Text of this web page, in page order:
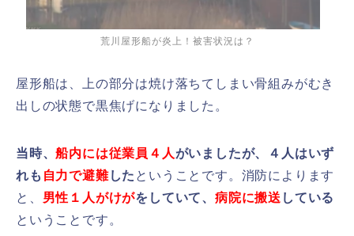
荒川屋形船が炎上！被害状況は？
屋形船は、上の部分は焼け落ちてしまい骨組みがむき
出しの状態で黒焦げになりました。
当時、船内には従業員４人がいましたが、
４人はいず
れも 自力で避難した ということです。消防によります
と、 男性１人がけがをしていて、病院に搬送 している
ということです。